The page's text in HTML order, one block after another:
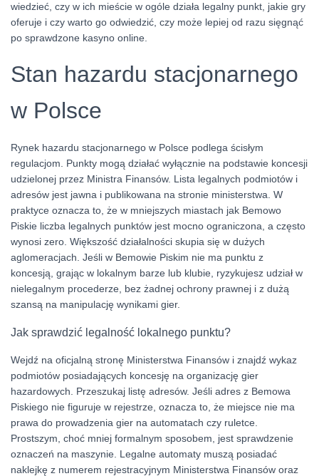
wiedzieć, czy w ich mieście w ogóle działa legalny punkt, jakie gry
oferuje i czy warto go odwiedzić, czy może lepiej od razu sięgnąć
po sprawdzone kasyno online.
Stan hazardu stacjonarnego
w Polsce
Rynek hazardu stacjonarnego w Polsce podlega ścisłym
regulacjom. Punkty mogą działać wyłącznie na podstawie koncesji
udzielonej przez Ministra Finansów. Lista legalnych podmiotów i
adresów jest jawna i publikowana na stronie ministerstwa. W
praktyce oznacza to, że w mniejszych miastach jak Bemowo
Piskie liczba legalnych punktów jest mocno ograniczona, a często
wynosi zero. Większość działalności skupia się w dużych
aglomeracjach. Jeśli w Bemowie Piskim nie ma punktu z
koncesją, grając w lokalnym barze lub klubie, ryzykujesz udział w
nielegalnym procederze, bez żadnej ochrony prawnej i z dużą
szansą na manipulację wynikami gier.
Jak sprawdzić legalność lokalnego punktu?
Wejdź na oficjalną stronę Ministerstwa Finansów i znajdź wykaz
podmiotów posiadających koncesję na organizację gier
hazardowych. Przeszukaj listę adresów. Jeśli adres z Bemowa
Piskiego nie figuruje w rejestrze, oznacza to, że miejsce nie ma
prawa do prowadzenia gier na automatach czy ruletce.
Prostszym, choć mniej formalnym sposobem, jest sprawdzenie
oznaczeń na maszynie. Legalne automaty muszą posiadać
naklejkę z numerem rejestracyjnym Ministerstwa Finansów oraz